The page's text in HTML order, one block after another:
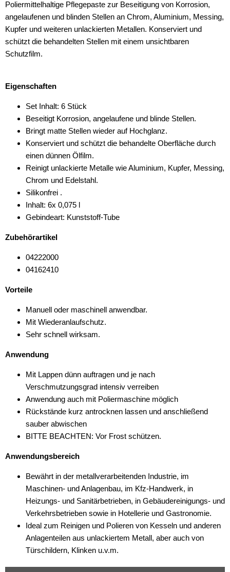
Poliermittelhaltige Pflegepaste zur Beseitigung von Korrosion,
angelaufenen und blinden Stellen an Chrom, Aluminium, Messing,
Kupfer und weiteren unlackierten Metallen. Konserviert und
schützt die behandelten Stellen mit einem unsichtbaren
Schutzfilm.
Eigenschaften
Set Inhalt: 6 Stück
Beseitigt Korrosion, angelaufene und blinde Stellen.
Bringt matte Stellen wieder auf Hochglanz.
Konserviert und schützt die behandelte Oberfläche durch
einen dünnen Ölfilm.
Reinigt unlackierte Metalle wie Aluminium, Kupfer, Messing,
Chrom und Edelstahl.
Silikonfrei .
Inhalt: 6x 0,075 l
Gebindeart: Kunststoff-Tube
Zubehörartikel
04222000
04162410
Vorteile
Manuell oder maschinell anwendbar.
Mit Wiederanlaufschutz.
Sehr schnell wirksam.
Anwendung
Mit Lappen dünn auftragen und je nach
Verschmutzungsgrad intensiv verreiben
Anwendung auch mit Poliermaschine möglich
Rückstände kurz antrocknen lassen und anschließend
sauber abwischen
BITTE BEACHTEN: Vor Frost schützen.
Anwendungsbereich
Bewährt in der metallverarbeitenden Industrie, im
Maschinen- und Anlagenbau, im Kfz-Handwerk, in
Heizungs- und Sanitärbetrieben, in Gebäudereinigungs- und
Verkehrsbetrieben sowie in Hotellerie und Gastronomie.
Ideal zum Reinigen und Polieren von Kesseln und anderen
Anlagenteilen aus unlackiertem Metall, aber auch von
Türschildern, Klinken u.v.m.